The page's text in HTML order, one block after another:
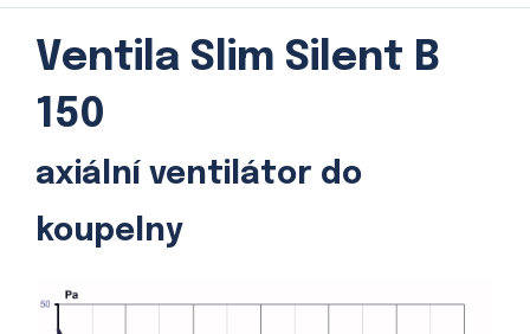
Ventila Slim Silent B
150
axiální ventilátor do
koupelny